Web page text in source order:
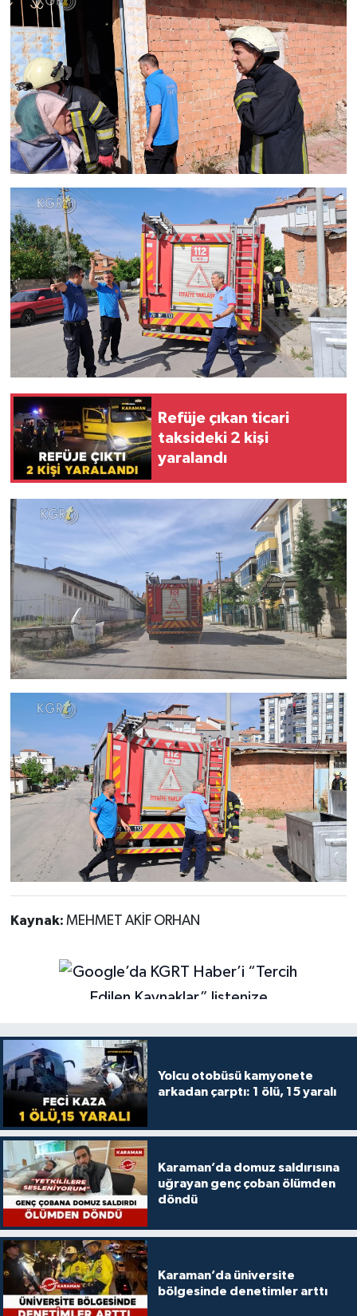
Refüje çıkan ticari
taksideki 2 kişi
yaralandı
Kaynak: MEHMET AKİF ORHAN
Yolcu otobüsü kamyonete
arkadan çarptı: 1 ölü, 15 yaralı
Karaman’da domuz saldırısına
uğrayan genç çoban ölümden
döndü
Karaman’da üniversite
bölgesinde denetimler arttı